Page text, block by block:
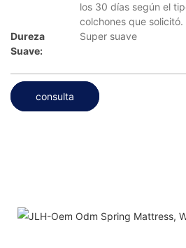
los 30 días según el
colchones que solicitó.
Dureza
Suave:
Super suave
consulta